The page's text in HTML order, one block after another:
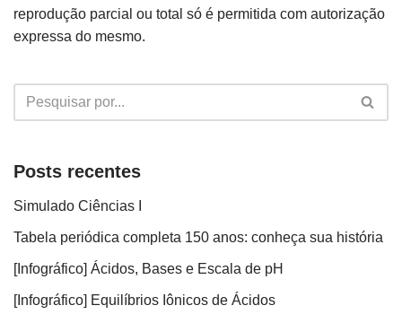
reprodução parcial ou total só é permitida com autorização
expressa do mesmo.
Posts recentes
Simulado Ciências I
Tabela periódica completa 150 anos: conheça sua história
[Infográfico] Ácidos, Bases e Escala de pH
[Infográfico] Equilíbrios Iônicos de Ácidos